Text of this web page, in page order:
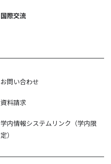
国際交流
お問い合わせ
資料請求
学内情報システムリンク（学内限
定）